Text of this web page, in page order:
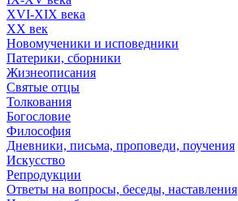
XVI-XIX века
XX век
Новомученики и исповедники
Патерики, сборники
Жизнеописания
Святые отцы
Толкования
Богословие
Философия
Дневники, письма, проповеди, поучения
Искусство
Репродукции
Ответы на вопросы, беседы, наставления